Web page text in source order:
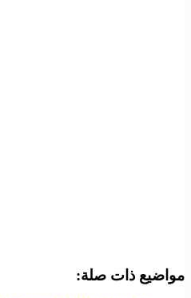
مواضيع ذات صلة: